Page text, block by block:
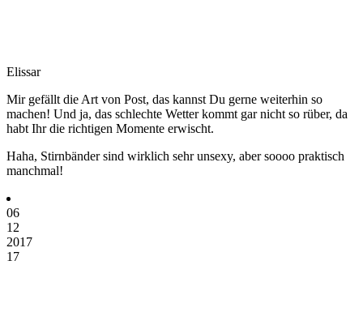
Elissar
Mir gefällt die Art von Post, das kannst Du gerne weiterhin so
machen! Und ja, das schlechte Wetter kommt gar nicht so rüber, da
habt Ihr die richtigen Momente erwischt.
Haha, Stirnbänder sind wirklich sehr unsexy, aber soooo praktisch
manchmal!
06
12
2017
17